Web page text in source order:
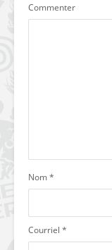
Commenter
Nom*
Courriel *